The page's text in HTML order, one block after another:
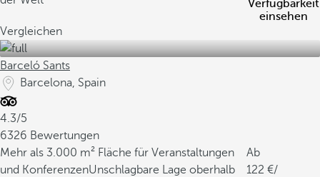
Verfügbarkeit
einsehen
Vergleichen
Barceló Sants
Barcelona, Spain
4.3/5
6326 Bewertungen
Mehr als 3.000 m² Fläche für Veranstaltungen
und KonferenzenUnschlagbare Lage oberhalb
Ab
122
/